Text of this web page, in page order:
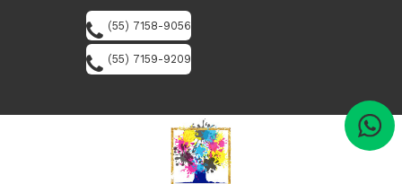
(55) 7158-9056
(55) 7159-9209